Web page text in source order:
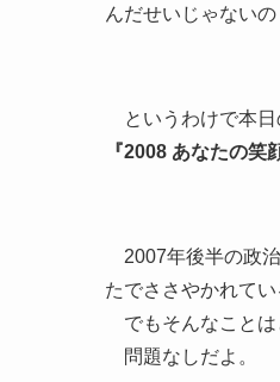
んだせいじゃない
というわけで本日
『2008 あなたの笑
2007年後半の政治
たでささやかれて
でもそんなことは
問題なしだよ。